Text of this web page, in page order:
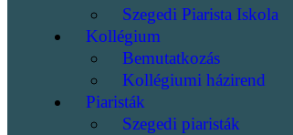
Szegedi Piarista Iskola
Kollégium
Bemutatkozás
Kollégiumi házirend
Piaristák
Szegedi piaristák